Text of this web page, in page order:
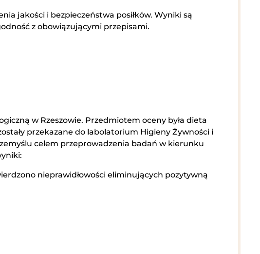
jakości i bezpieczeństwa posiłków. Wyniki są
z obowiązującymi przepisami.
w Rzeszowie. Przedmiotem oceny była dieta
przekazane do labolatorium Higieny Żywności i
celem przeprowadzenia badań w kierunku
nieprawidłowości eliminujących pozytywną